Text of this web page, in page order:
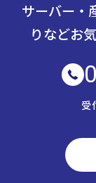
サーバー・
りなどお
受